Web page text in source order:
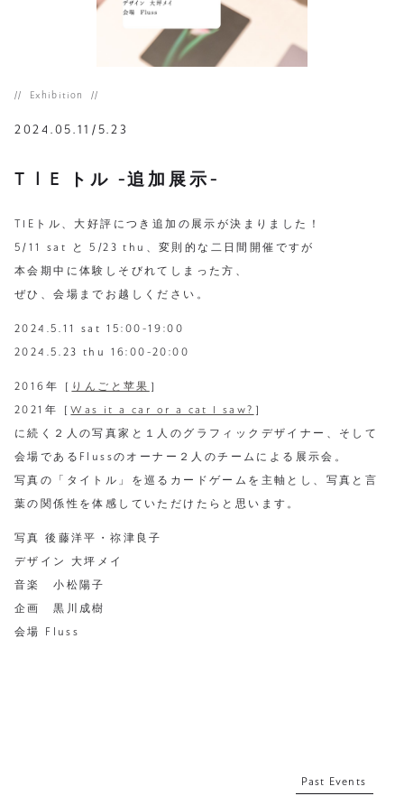
Exhibition
2024.05.11/5.23
T I E トル -追加展示-
TIEトル、大好評につき追加の展示が決まりました！
5/11 sat と 5/23 thu、変則的な二日間開催ですが
本会期中に体験しそびれてしまった方、
ぜひ、会場までお越しください。
2024.5.11 sat 15:00-19:00
2024.5.23 thu 16:00-20:00
2016年［ りんごと苹果 ］
2021年［Was it a car or a cat I saw? ］
に続く２人の写真家と１人のグラフィックデザイナー、そして
会場であるFlussのオーナー２人のチームによる展示会。
写真の「タイトル」を巡るカードゲームを主軸とし、写真と言
葉の関係性を体感していただけたらと思います。
写真 後藤洋平・祢津良子
デザイン 大坪メイ
音楽 小松陽子
企画 黒川成樹
会場 Fluss
Past Events